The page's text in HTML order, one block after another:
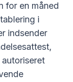
for en måned
i
indsender